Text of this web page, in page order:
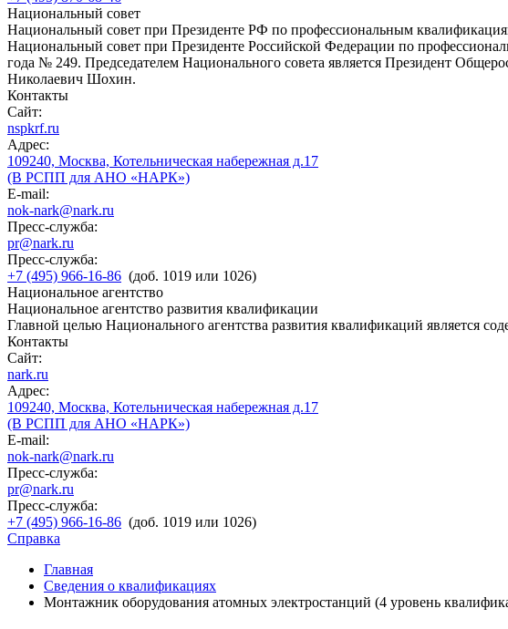
Национальный совет
Национальный совет при Президенте РФ по профессиональным
Национальный совет при Президенте Российской Федерации по
года № 249. Председателем Национального совета является Президент
Николаевич Шохин.
Контакты
Сайт:
nspkrf.ru
Адрес:
109240, Москва, Котельническая набережная д.17
(В РСПП для АНО «НАРК»)
E-mail:
nok-nark@nark.ru
Пресс-служба:
pr@nark.ru
Пресс-служба:
+7 (495) 966-16-86 (доб. 1019 или 1026)
Национальное агентство
Национальное агентство развития квалификации
Главной целью Национального агентства развития квалификаций является
Контакты
Сайт:
nark.ru
Адрес:
109240, Москва, Котельническая набережная д.17
(В РСПП для АНО «НАРК»)
E-mail:
nok-nark@nark.ru
Пресс-служба:
pr@nark.ru
Пресс-служба:
+7 (495) 966-16-86 (доб. 1019 или 1026)
Справка
Главная
Сведения о квалификациях
Монтажник оборудования атомных электростанций (4 уровень